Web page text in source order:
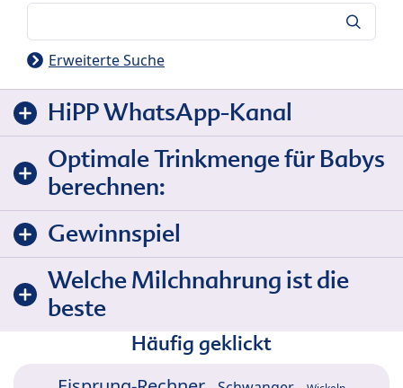
Erweiterte Suche
HiPP WhatsApp-Kanal
Optimale Trinkmenge für Babys
berechnen:
Gewinnspiel
Welche Milchnahrung ist die
beste
Häufig geklickt